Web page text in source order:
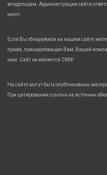
владельцам. Администрация сайта
несет.
Если Вы обнаружили на нашем сайте
права, принадлежащие Вам, Вашей
нам. Сайт не является СМИ!
На сайте могут быть опубликованы
При цитировании ссылка на источник